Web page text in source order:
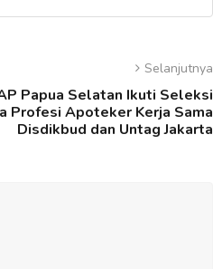
Selanjutnya
Papua Selatan Ikuti Seleksi
Profesi Apoteker Kerja Sama
Disdikbud dan Untag Jakarta